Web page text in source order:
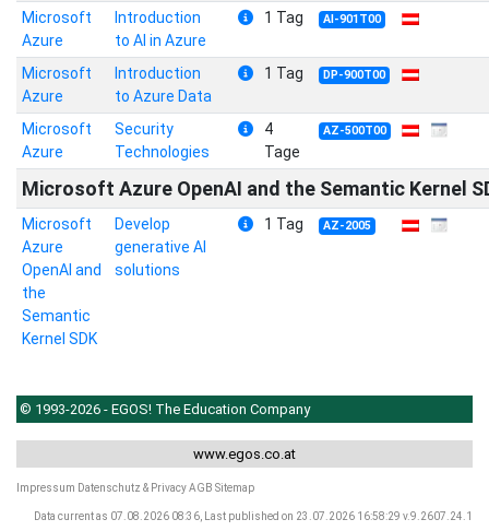
Microsoft
Azure
Introduction
to AI in Azure
1 Tag AI-901T00
Microsoft
Azure
Introduction
to Azure Data
1 Tag DP-900T00
Microsoft
Azure
Security
Technologies
4
Tage
AZ-500T00
Microsoft Azure OpenAI and the Semantic Kernel
Microsoft
Azure
OpenAI and
the
Semantic
Kernel SDK
Develop
generative AI
solutions
1 Tag AZ-2005
© 1993-2026 - EGOS! The Education Company
www.egos.co.at
Impressum Datenschutz & PrivacyAGB Sitemap
Data current as 07.08.2026 08:36, Last published on 23.07.2026 16:58:29 v.9.2607.24.1